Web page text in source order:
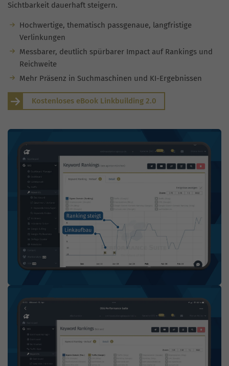
Sichtbarkeit dauerhaft steigern.
Hochwertige, thematisch passgenaue, langfristige
Verlinkungen
Messbarer, deutlich spürbarer Impact auf Rankings und
Reichweite
Mehr Präsenz in Suchmaschinen und KI-Ergebnissen
Kostenloses eBook Linkbuilding 2.0